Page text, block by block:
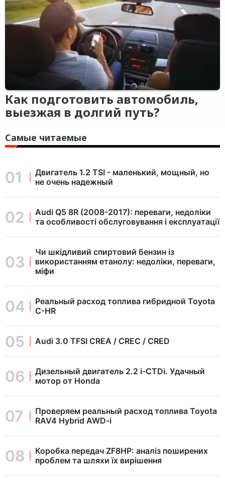
Как подготовить автомобиль,
выезжая в долгий путь?
Самые читаемые
Двигатель 1.2 TSI - маленький, мощный, но
не очень надежный
Audi Q5 8R (2008-2017): переваги, недоліки
та особливості обслуговування і експлуатації
Чи шкідливий спиртовий бензин із
використанням етанолу: недоліки, переваги,
міфи
Реальный расход топлива гибридной Toyota
C-HR
Audi 3.0 TFSI CREA / CREC / CRED
Дизельный двигатель 2.2 i-CTDi. Удачный
мотор от Honda
Проверяем реальный расход топлива Toyota
RAV4 Hybrid AWD-i
Коробка передач ZF8HP: аналіз поширених
проблем та шляхи їх вирішення